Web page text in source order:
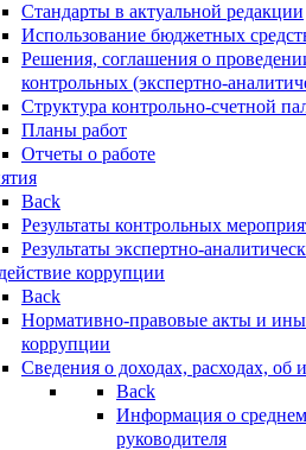
Стандарты в актуальной редакции
Использование бюджетных
Решения, соглашения о
контрольных (экспертно-
Структура контрольно-счетной
Планы работ
Отчеты о работе
Back
Результаты контрольных
Результаты экспертно-
коррупции
Back
Нормативно-правовые акты и
коррупции
Сведения о доходах, расходах, об
Back
Информация о
руководителя